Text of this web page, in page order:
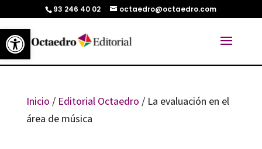
Abrir barra de herramientas
93 246 40 02 octaedro@octaedro.com
Inicio / Editorial Octaedro / La evaluación en el
área de música